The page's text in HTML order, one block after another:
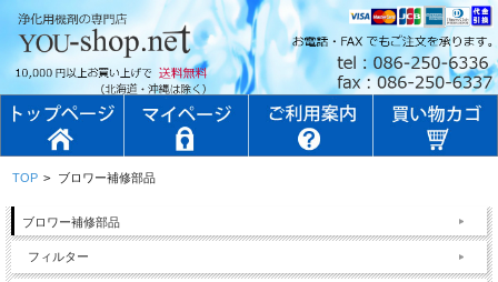
TOP > ブロワー補修部品
ブロワー補修部品
フィルター